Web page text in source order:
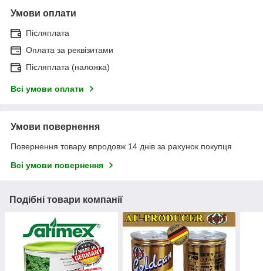
Умови оплати
Післяплата
Оплата за реквізитами
Післяплата (наложка)
Всі умови оплати
Умови повернення
Повернення товару впродовж 14 днів за рахунок покупця
Всі умови повернення
Подібні товари компанії